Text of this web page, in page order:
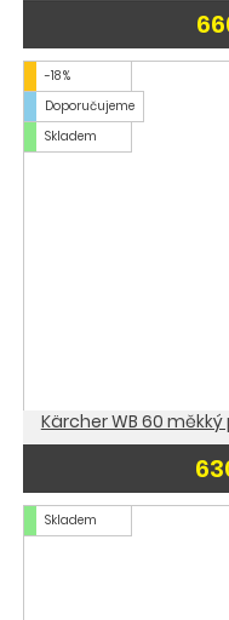
-18 %
Doporučujeme
Skladem
Kärcher WB 60
Skladem